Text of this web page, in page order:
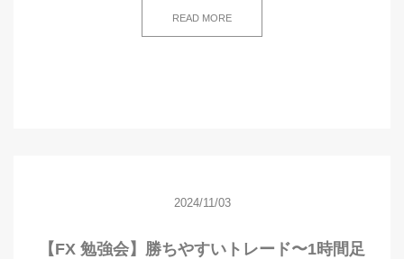
READ MORE
2024/11/03
【FX 勉強会】勝ちやすいトレード〜1時間足